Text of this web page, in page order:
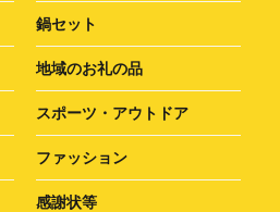
鍋セット
地域のお礼の品
スポーツ・アウトドア
ファッション
感謝状等